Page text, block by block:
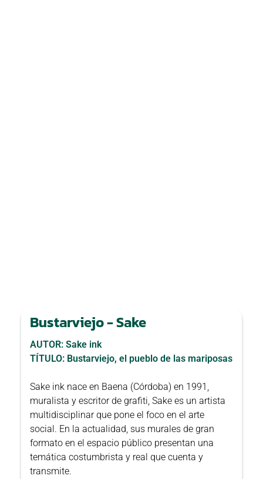
Bustarviejo - Sake
AUTOR: Sake ink
TÍTULO: Bustarviejo, el pueblo de las mariposas
Sake ink nace en Baena (Córdoba) en 1991,
muralista y escritor de grafiti, Sake es un artista
multidisciplinar que pone el foco en el arte
social. En la actualidad, sus murales de gran
formato en el espacio público presentan una
temática costumbrista y real que cuenta y
transmite.